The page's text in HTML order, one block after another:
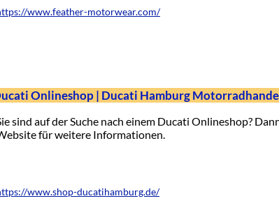
www.feather-motorwear.com/
Onlineshop | Ducati Hamburg
sind auf der Suche nach einem Ducati Onlineshop?
für weitere Informationen.
www.shop-ducatihamburg.de/